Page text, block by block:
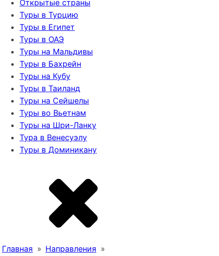
Открытые страны
Туры в Турцию
Туры в Египет
Туры в ОАЭ
Туры на Мальдивы
Туры в Бахрейн
Туры на Кубу
Туры в Таиланд
Туры на Сейшелы
Туры во Вьетнам
Туры на Шри-Ланку
Тура в Венесуэлу
Туры в Доминикану
Главная » Направления »